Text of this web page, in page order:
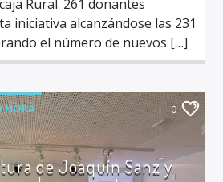
Rural. 261 donantes
iniciativa alcanzándose las 231
el número de nuevos […]
HORA 0
de Joaquín Sanz y